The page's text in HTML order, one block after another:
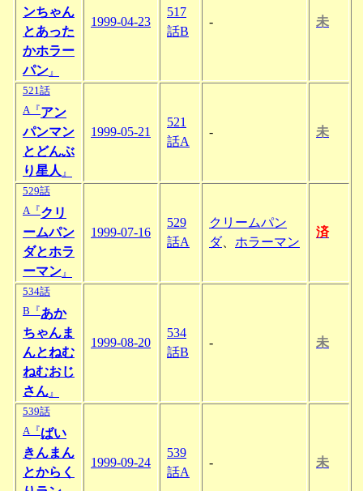
ンちゃん
とあった
かホラー
パン 』
1999-04-23
517
話B
- 未
521話
A『アン
パンマン
とどんぶ
り星人 』
1999-05-21
521
話A
- 未
529話
A『クリ
ームパン
ダとホラ
ーマン 』
1999-07-16
529
話A
クリームパン
ダ、 ホラーマン
済
534話
B『あか
ちゃんま
んとねむ
ねむおじ
さん 』
1999-08-20
534
話B
- 未
539話
A『ばい
きんまん
とからく
1999-09-24
539
話A
- 未